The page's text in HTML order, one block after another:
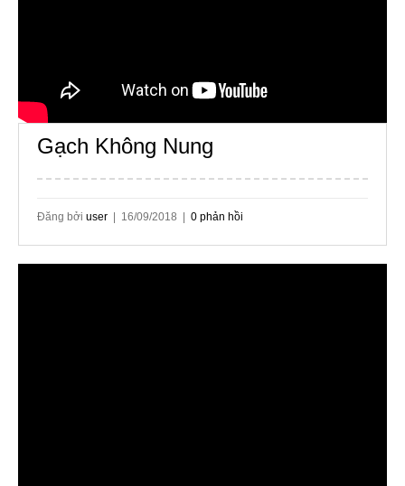
Gạch Không Nung
Đăng bởi user | 16/09/2018 | 0 phản hồi